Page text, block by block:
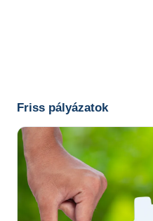
Friss pályázatok